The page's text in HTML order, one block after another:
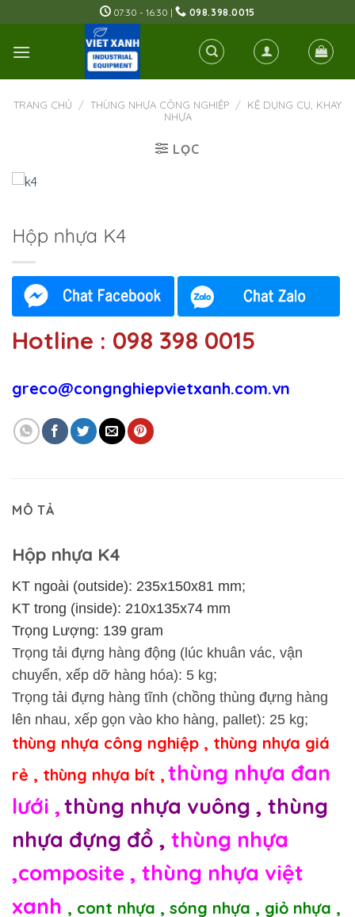
to
content
07:30 - 16:30 | 098.398.0015
TRANG CHỦ / THÙNG NHỰA CÔNG NGHIỆP / KỆ DỤNG CỤ, KHAY
NHỰA
LỌC
Hộp nhựa K4
Hotline : 098 398 0015
greco@congnghiepvietxanh.com.vn
MÔ TẢ
Hộp nhựa K4
KT ngoài (outside): 235x150x81 mm;
KT trong (inside): 210x135x74 mm
Trọng Lượng: 139 gram
Trọng tải đựng hàng động (lúc khuân vác, vận
chuyển, xếp dỡ hàng hóa): 5 kg;
Trọng tải đựng hàng tĩnh (chồng thùng đựng hàng
lên nhau, xếp gọn vào kho hàng, pallet): 25 kg;
thùng nhựa công nghiệp , thùng nhựa giá
rẻ , thùng nhựa bít , thùng nhựa đan
lưới ,thùng nhựa vuông , thùng
nhựa đựng đồ , thùng nhựa
,composite , thùng nhựa việt
xanh , cont nhựa , sóng nhựa , giỏ nhựa ,